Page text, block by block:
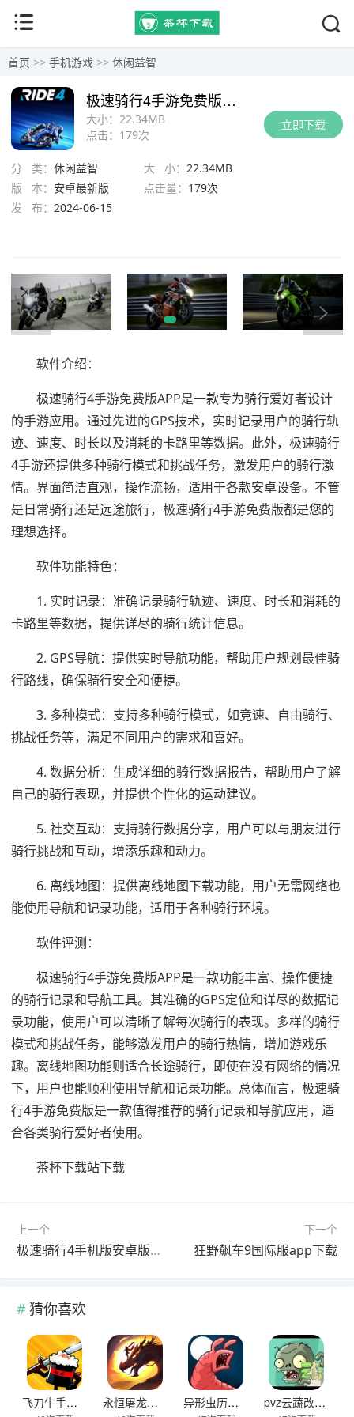
首页 >> 手机游戏 >> 休闲益智
立即下载
大小： 22.34MB
点击： 179次
极速骑行4手游免费版app下载
分 类： 休闲益智 大 小： 22.34MB
版 本： 安卓最新版 点击量： 179次
发 布： 2024-06-15
软件介绍：
极速骑行4手游免费版APP是一款专为骑行爱好者设计
的手游应用。通过先进的GPS技术，实时记录用户的骑行轨
迹、速度、时长以及消耗的卡路里等数据。此外，极速骑行
4手游还提供多种骑行模式和挑战任务，激发用户的骑行激
情。界面简洁直观，操作流畅，适用于各款安卓设备。不管
是日常骑行还是远途旅行，极速骑行4手游免费版都是您的
理想选择。
软件功能特色：
1. 实时记录：准确记录骑行轨迹、速度、时长和消耗的
卡路里等数据，提供详尽的骑行统计信息。
2. GPS导航：提供实时导航功能，帮助用户规划最佳骑
行路线，确保骑行安全和便捷。
3. 多种模式：支持多种骑行模式，如竞速、自由骑行、
挑战任务等，满足不同用户的需求和喜好。
4. 数据分析：生成详细的骑行数据报告，帮助用户了解
自己的骑行表现，并提供个性化的运动建议。
5. 社交互动：支持骑行数据分享，用户可以与朋友进行
骑行挑战和互动，增添乐趣和动力。
6. 离线地图：提供离线地图下载功能，用户无需网络也
能使用导航和记录功能，适用于各种骑行环境。
软件评测：
极速骑行4手游免费版APP是一款功能丰富、操作便捷
的骑行记录和导航工具。其准确的GPS定位和详尽的数据记
录功能，使用户可以清晰了解每次骑行的表现。多样的骑行
模式和挑战任务，能够激发用户的骑行热情，增加游戏乐
趣。离线地图功能则适合长途骑行，即使在没有网络的情况
下，用户也能顺利使用导航和记录功能。总体而言，极速骑
行4手游免费版是一款值得推荐的骑行记录和导航应用，适
合各类骑行爱好者使用。
茶杯下载站下载
上一个
极速骑行4手机版安卓版app下载
下一个
狂野飙车9国际服app下载
猜你喜欢
飞刀牛手中文版下载 永恒屠龙传奇大极品游戏下载 异形虫历险记2下载 pvz云蔬改版下载